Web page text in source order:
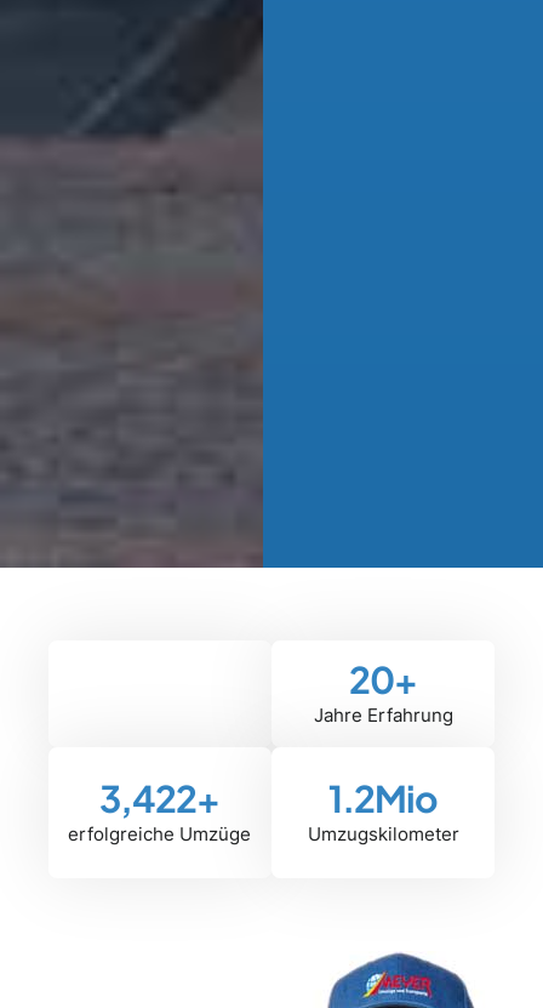
Jahre Erfahrung
20+
erfolgreiche Umzüge
3,422+
Umzugskilometer
1.2Mio